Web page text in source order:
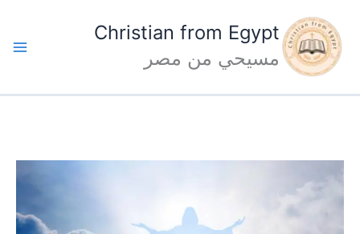
Christian from Egypt
مسيحي من مصر